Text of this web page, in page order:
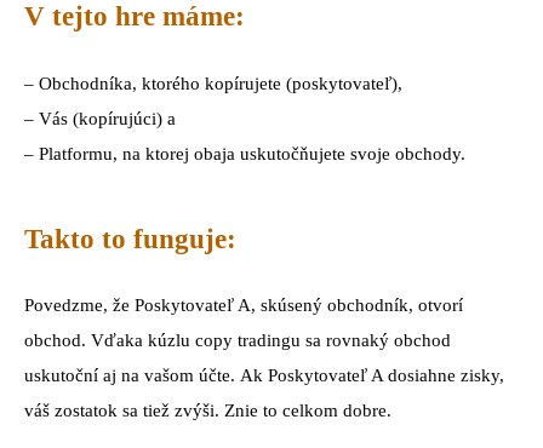
V tejto hre máme:
– Obchodníka, ktorého kopírujete (poskytovateľ),
– Vás (kopírujúci) a
– Platformu, na ktorej obaja uskutočňujete svoje obchody.
Takto to funguje:
Povedzme, že Poskytovateľ A, skúsený obchodník, otvorí
obchod. Vďaka kúzlu copy tradingu sa rovnaký obchod
uskutoční aj na vašom účte. Ak Poskytovateľ A dosiahne zisky,
váš zostatok sa tiež zvýši. Znie to celkom dobre.